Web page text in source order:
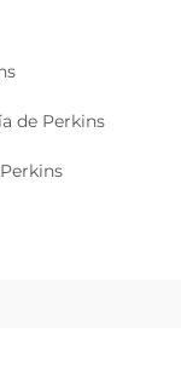
de Perkins